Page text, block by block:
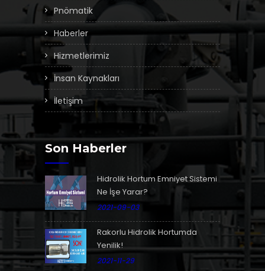
Pnömatik
Haberler
Hizmetlerimiz
İnsan Kaynakları
İletişim
Son Haberler
Hidrolik Hortum Emniyet Sistemi
Ne İşe Yarar?
2021-09-03
Rakorlu Hidrolik Hortumda
Yenilik!
2021-11-29